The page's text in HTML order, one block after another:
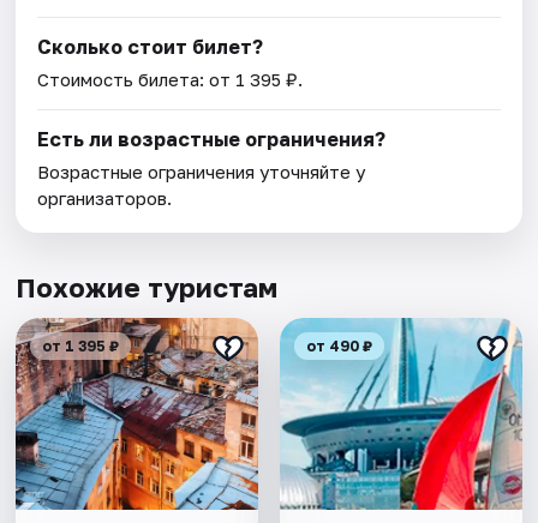
Сколько стоит билет?
Стоимость билета: от 1 395 ₽.
Есть ли возрастные ограничения?
Возрастные ограничения уточняйте у
организаторов.
Похожие туристам
от 1 395 ₽ от 490 ₽